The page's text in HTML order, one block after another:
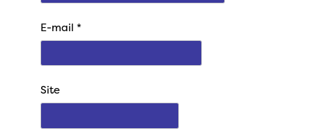
E-mail*
Site